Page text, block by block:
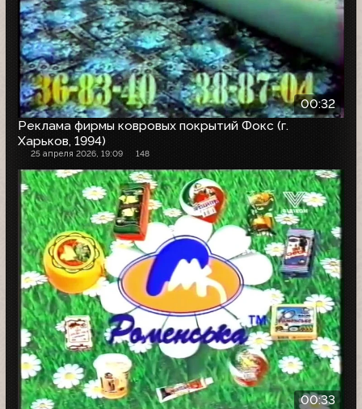
00:32
Реклама фирмы ковровых покрытий Фокс (г.
Харьков, 1994)
25 апреля 2026, 19:09 148
00:33